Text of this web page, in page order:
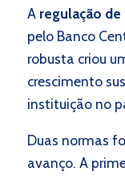
A regulação
pelo Banco
robusta criou
crescimento
instituição no
Duas normas
avanço. A